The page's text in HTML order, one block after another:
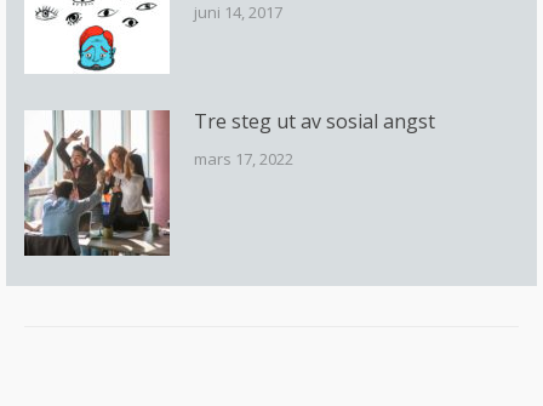
juni 14, 2017
Tre steg ut av sosial angst
mars 17, 2022